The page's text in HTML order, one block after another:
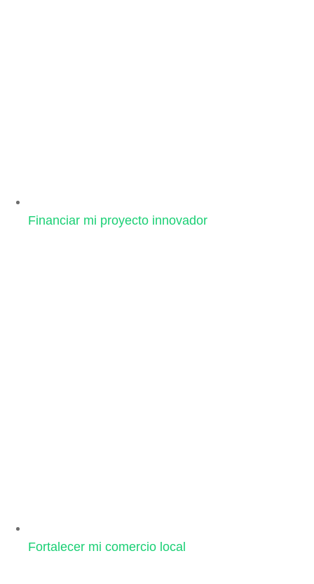
Financiar mi proyecto innovador
Fortalecer mi comercio local